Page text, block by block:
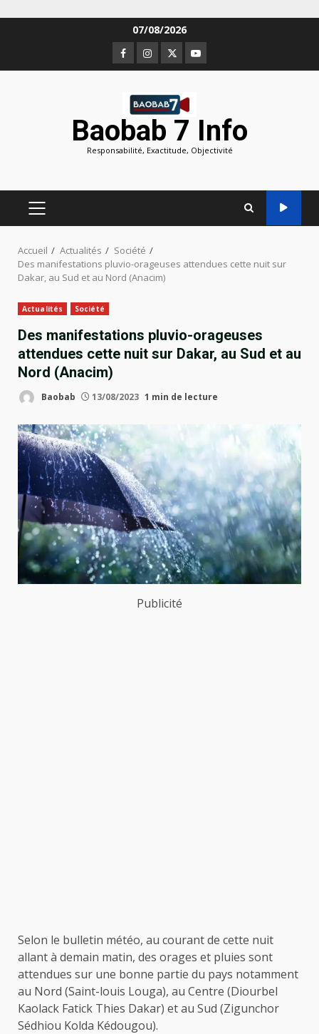
07/08/2026
Facebook
Instagram
TwitterYoutube
Baobab 7 Info
Responsabilité, Exactitude, Objectivité
MENU
PRINCIPAL
Accueil Actualités
Société
Des manifestations pluvio-orageuses attendues cette nuit sur
Dakar, au Sud et au Nord (Anacim)
Actualités Société
Des manifestations pluvio-orageuses
attendues cette nuit sur Dakar, au Sud et au
Nord (Anacim)
Baobab 13/08/2023 1 min de lecture
Publicité
Selon le bulletin météo, au courant de cette nuit
allant à demain matin, des orages et pluies sont
attendues sur une bonne partie du pays notamment
au Nord (Saint-louis Louga), au Centre (Diourbel
Kaolack Fatick Thies Dakar) et au Sud (Zigunchor
Sédhiou Kolda Kédougou).